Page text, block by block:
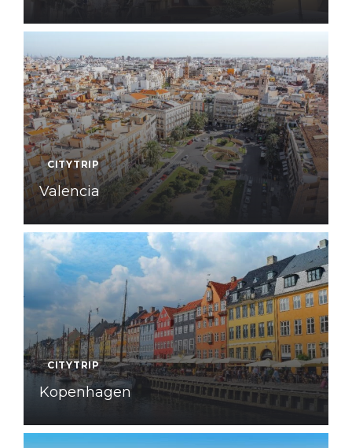
CITYTRIP
Valencia
CITYTRIP
Kopenhagen